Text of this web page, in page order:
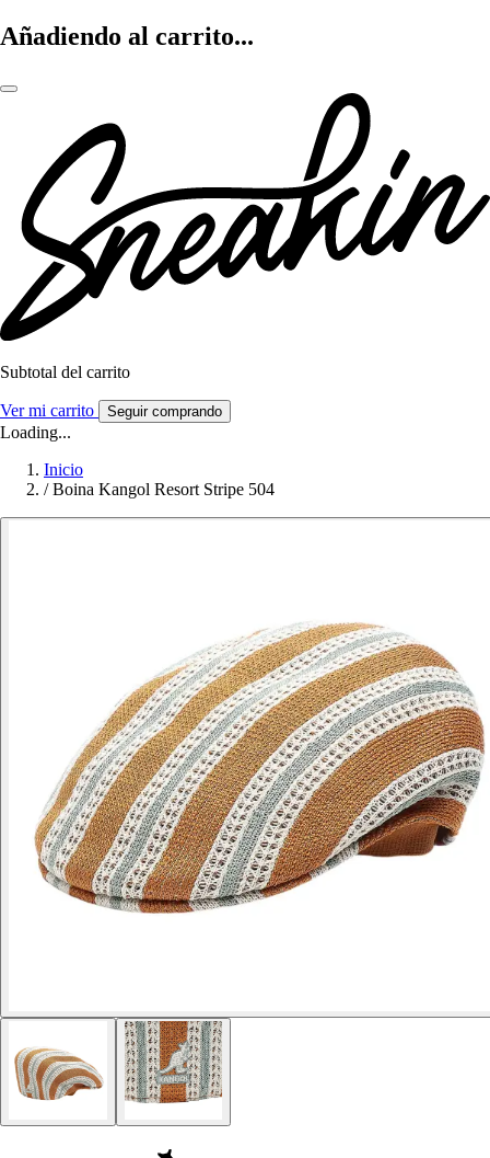
Añadiendo al carrito...
Subtotal del carrito
Ver mi carrito Seguir comprando
Loading...
Inicio
/ Boina Kangol Resort Stripe 504